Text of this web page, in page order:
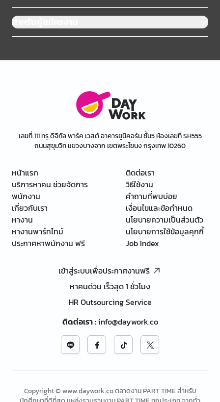
สำหรับผู้สมัครงาน
เลขที่ 111 ทรู ดิจิทัล พาร์ค เวสต์ อาคารยูนิคอร์น ชั้น5 ห้องเลขที่ SH555
ถนนสุขุมวิท แขวงบางจาก เขตพระโขนง กรุงเทพ 10260
หน้าแรก
บริการหาคน ช่วยจัดการ
พนักงาน
เกี่ยวกับเรา
หางาน
หางานพาร์ทไทม์
ประกาศหาพนักงาน ฟรี
ติดต่อเรา
วิธีใช้งาน
คำถามที่พบบ่อย
เงื่อนไขและข้อกำหนด
นโยบายความเป็นส่วนตัว
นโยบายการใช้ข้อมูลคุกกี้
Job Index
เข้าสู่ระบบเพื่อประกาศงานฟรี
หาคนด่วน เร็วสุด 1 ชั่วโมง
HR Outsourcing Service
ติดต่อเรา:info@daywork.co
Copyright © www.daywork.co ตลาดงาน PART TIME สำหรับ